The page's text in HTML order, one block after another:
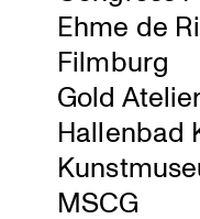
Ehme de
Filmburg
Gold
Hallenbad
MSCG